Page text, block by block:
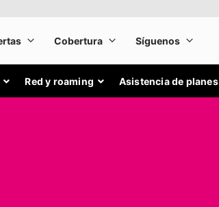
Red y roaming Asistencia de planes